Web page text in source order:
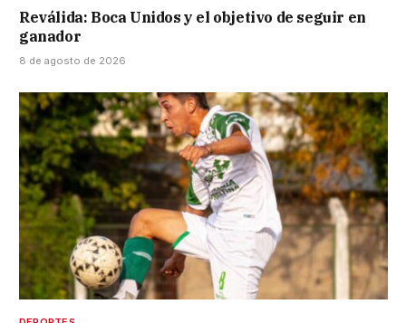
Reválida: Boca Unidos y el objetivo de seguir en
ganador
8 de agosto de 2026